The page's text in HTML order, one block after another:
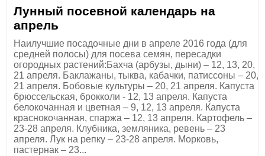
Лунный посевной календарь на
апрель
Наилучшие посадочные дни в апреле 2016 года (для
средней полосы) для посева семян, пересадки
огородных растений:Бахча (арбузы, дыни) – 12, 13, 20,
21 апреля. Баклажаны, тыква, кабачки, патиссоны – 20,
21 апреля. Бобовые культуры – 20, 21 апреля. Капуста
брюссельская, брокколи - 12, 13 апреля. Капуста
белокочанная и цветная – 9, 12, 13 апреля. Капуста
краснокочанная, спаржа – 12, 13 апреля. Картофель –
23-28 апреля. Клубника, земляника, ревень – 23
апреля. Лук на репку – 23-28 апреля. Морковь,
пастернак – 23...